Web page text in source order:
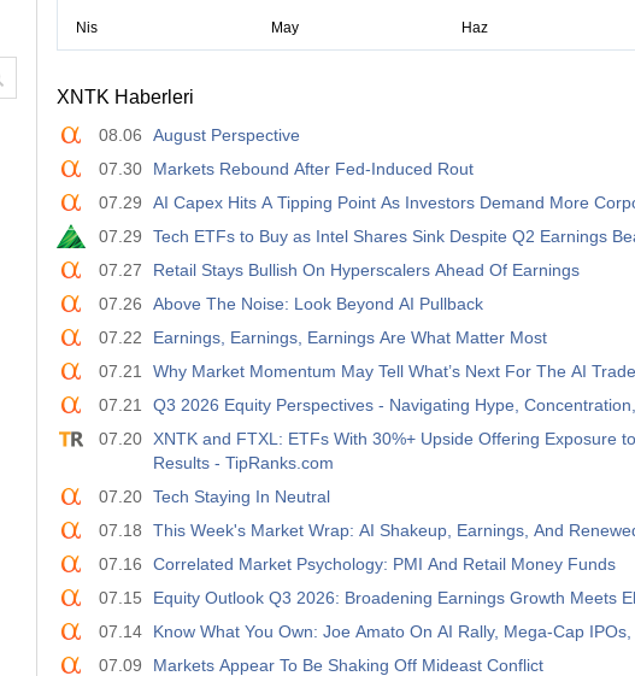
XNTK Haberleri
08.06
August Perspective
07.30
Markets Rebound After Fed-Induced Rout
07.29
AI Capex Hits A Tipping Point As Investors Demand More
07.29
Tech ETFs to Buy as Intel Shares Sink Despite Q2 Earnings
07.27
Retail Stays Bullish On Hyperscalers Ahead Of Earnings
07.26
Above The Noise: Look Beyond AI Pullback
07.22
Earnings, Earnings, Earnings Are What Matter Most
07.21
Why Market Momentum May Tell What’s Next For The AI Trade
07.21
Q3 2026 Equity Perspectives - Navigating Hype,
07.20
XNTK and FTXL: ETFs With 30%+ Upside Offering Exposure
Results - TipRanks.com
07.20 Tech Staying In Neutral
07.18
This Week's Market Wrap: AI Shakeup, Earnings, And
07.16
Correlated Market Psychology: PMI And Retail Money Funds
07.15
Equity Outlook Q3 2026: Broadening Earnings Growth Meets
07.14
Know What You Own: Joe Amato On AI Rally, Mega-Cap
07.09
Markets Appear To Be Shaking Off Mideast Conflict